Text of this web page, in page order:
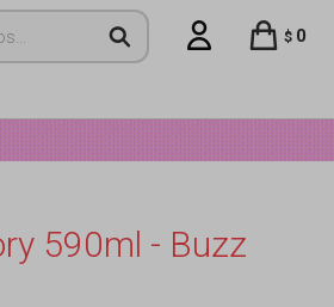
$ 0
590ml - Buzz